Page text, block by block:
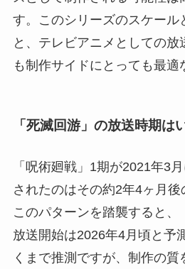
す。このシリーズのスケール
と、テレビアニメとしての放
も制作サイドにとっても最適
「死滅回游」の放送時期は
「呪術廻戦」1期が2021年3
されたのはその約2年4ヶ月後
このパターンを踏襲すると
放送開始は2026年4月頃と予
くまで推測ですが、制作の